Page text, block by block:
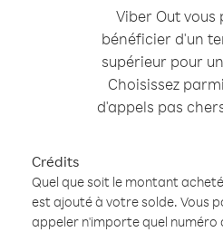
Viber Out vous
bénéficier d'un
supérieur pour
Choisissez
d'appels pas
Crédits
Quel que soit le montant
est ajouté à votre solde. Vous
appeler n'importe quel numéro